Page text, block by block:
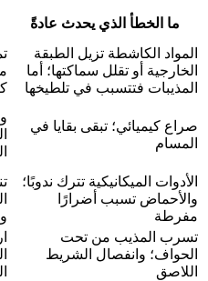
ما الخطأ الذي يحدث عادةً
المواد الكاشطة تزيل الطبقة
الخارجية أو تقلل سماكتها؛ أما
المذيبات فتتسبب في تلطيخها
صراع كيميائي؛ تبقى بقايا في
المسام
الأدوات الميكانيكية تترك ندوبًا؛
والأحماض تسبب أضرارًا
مفرطة
تسرب المذيب من تحت
الحواف؛ وانفصال الشريط
اللاصق